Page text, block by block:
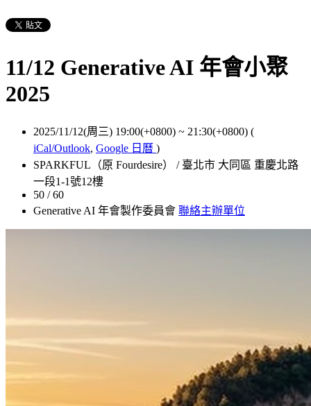
11/12 Generative AI 年會小聚
2025
2025/11/12(周三) 19:00(+0800) ~ 21:30(+0800) (
iCal/Outlook, Google 日曆 )
SPARKFUL（原 Fourdesire） / 臺北市 大同區 重慶北路
一段1-1號12樓
50 / 60
Generative AI 年會製作委員會 聯絡主辦單位